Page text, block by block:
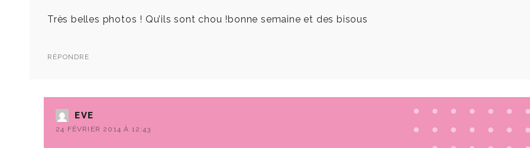
Très belles photos ! Qu’ils sont chou !bonne semaine et des bisous
RÉPONDRE
EVE
24 FÉVRIER 2014 À 12:43